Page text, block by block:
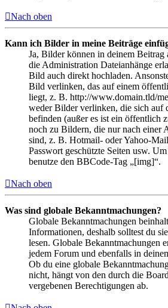
Nach oben
Kann ich Bilder in meine Beiträge
Ja, Bilder können in deinem Beitrag
die Administration Dateianhänge
Bild auch direkt hochladen.
Bild verlinken, das auf einem
liegt, z. B. http://www.domain.tld/
weder Bilder verlinken, die sich auf
befinden (außer es ist ein öffentlich
noch zu Bildern, die nur nach einer
sind, z. B. Hotmail- oder Yahoo-
Passwort geschützte Seiten usw.
benutze den BBCode-Tag „[img]“.
Nach oben
Was sind globale Bekanntmachungen?
Globale Bekanntmachungen
Informationen, deshalb solltest du
lesen. Globale Bekanntmachungen
jedem Forum und ebenfalls in
Ob du eine globale
nicht, hängt von den durch die
vergebenen Berechtigungen ab.